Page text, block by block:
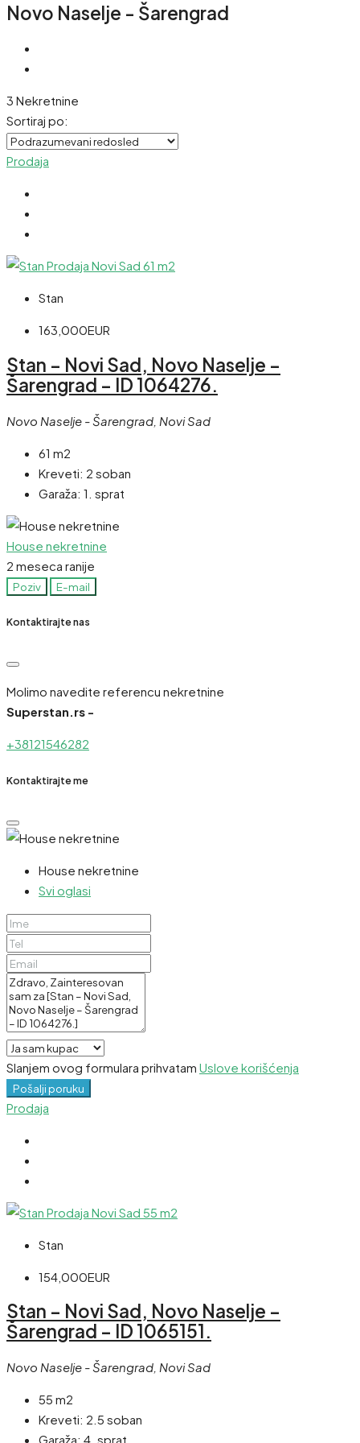
Novo Naselje - Šarengrad
3 Nekretnine
Sortiraj po:
Prodaja
Stan
163,000EUR
Stan – Novi Sad, Novo Naselje –
Šarengrad – ID 1064276.
Novo Naselje - Šarengrad, Novi Sad
61 m2
Kreveti: 2 soban
Garaža: 1. sprat
House nekretnine
2 meseca ranije
Poziv E-mail
Kontaktirajte nas
Molimo navedite referencu nekretnine
Superstan.rs -
+38121546282
Kontaktirajte me
House nekretnine
Svi oglasi
Slanjem ovog formulara prihvatam Uslove korišćenja
Pošalji poruku
Prodaja
Stan
154,000EUR
Stan – Novi Sad, Novo Naselje –
Šarengrad – ID 1065151.
Novo Naselje - Šarengrad, Novi Sad
55 m2
Kreveti: 2.5 soban
Garaža: 4. sprat